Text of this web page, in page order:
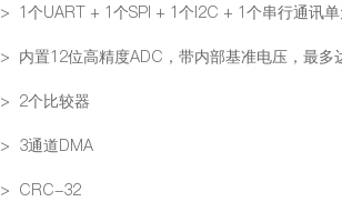
> 1个UART + 1个SPI + 1个I2C + 1个串行通讯
> 内置12位高精度ADC，带内部基准电压，最多
> 2个比较器
> 3通道DMA
> CRC-32